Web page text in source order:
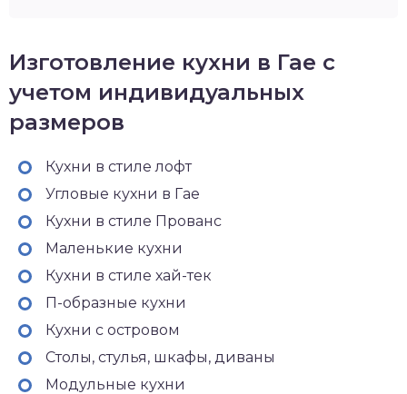
Изготовление кухни в Гае с
учетом индивидуальных
размеров
Кухни в стиле лофт
Угловые кухни в Гае
Кухни в стиле Прованс
Маленькие кухни
Кухни в стиле хай-тек
П-образные кухни
Кухни с островом
Столы, стулья, шкафы, диваны
Модульные кухни